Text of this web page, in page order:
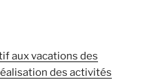
aux vacations des
des activités